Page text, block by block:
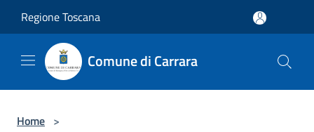
Regione Toscana
Comune di Carrara
Home >